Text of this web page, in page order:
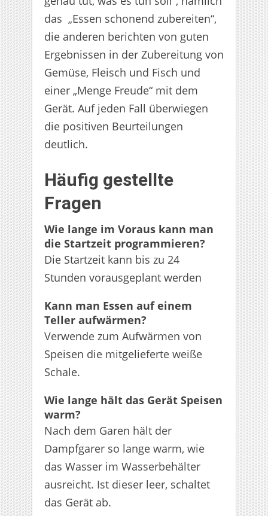
das „Essen schonend zubereiten“,
die anderen berichten von guten
Ergebnissen in der Zubereitung von
Gemüse, Fleisch und Fisch und
einer „Menge Freude“ mit dem
Gerät. Auf jeden Fall überwiegen
die positiven Beurteilungen
deutlich.
Häufig gestellte
Fragen
Wie lange im Voraus kann man
die Startzeit programmieren?
Die Startzeit kann bis zu 24
Stunden vorausgeplant werden
Kann man Essen auf einem
Teller aufwärmen?
Verwende zum Aufwärmen von
Speisen die mitgelieferte weiße
Schale.
Wie lange hält das Gerät Speisen
warm?
Nach dem Garen hält der
Dampfgarer so lange warm, wie
das Wasser im Wasserbehälter
ausreicht. Ist dieser leer, schaltet
das Gerät ab.